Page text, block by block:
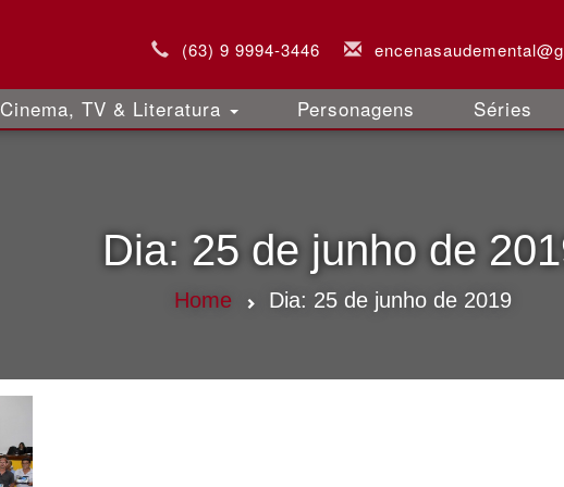
(63) 9 9994-3446
Cinema, TV & Literatura Personagens Séries
Dia: 25 de junho de
Home Dia: 25 de junho de 2019